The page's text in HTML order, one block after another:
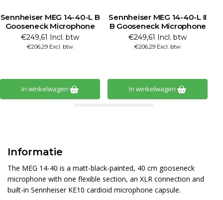
Sennheiser MEG 14-40-L B
Gooseneck Microphone
€249,61 Incl. btw
€206,29 Excl. btw
In winkelwagen
Sennheiser MEG 14-40-L II
B Gooseneck Microphone
€249,61 Incl. btw
€206,29 Excl. btw
In winkelwagen
Informatie
The MEG 14-40 is a matt-black-painted, 40 cm gooseneck
microphone with one flexible section, an XLR connection and
built-in Sennheiser KE10 cardioid microphone capsule.